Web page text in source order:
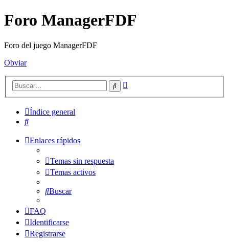
Foro ManagerFDF
Foro del juego ManagerFDF
Obviar
Buscar
Índice general
Buscar
Enlaces rápidos
Temas sin respuesta
Temas activos
Buscar
FAQ
Identificarse
Registrarse